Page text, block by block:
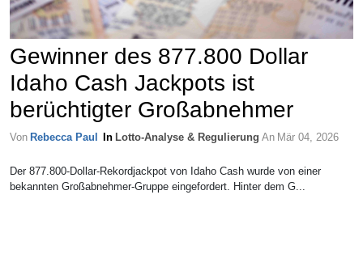
Gewinner des 877.800 Dollar
Idaho Cash Jackpots ist
berüchtigter Großabnehmer
Von Rebecca Paul In Lotto-Analyse & Regulierung An Mär 04, 2026
Der 877.800-Dollar-Rekordjackpot von Idaho Cash wurde von einer
bekannten Großabnehmer-Gruppe eingefordert. Hinter dem G...